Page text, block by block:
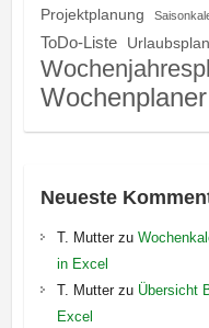
Projektplanung
ToDo-Liste
Wochenplaner
Neueste
T. Mutterzu
in Excel
T. Mutterzu Übersicht
Excel